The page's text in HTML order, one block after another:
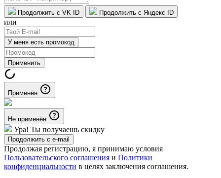
Продолжить с VK ID Продолжить с Яндекс ID
или
У меня есть промокод
Применить
Применён
Не применён
Ура! Ты получаешь скидку
Продолжить с e-mail
Продолжая регистрацию, я принимаю условия
Пользовательского соглашения и Политики
конфиденциальности в целях заключения соглашения.